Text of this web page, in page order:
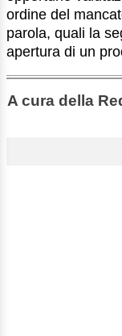
ordine del
parola, quali la
apertura di un
A cura della